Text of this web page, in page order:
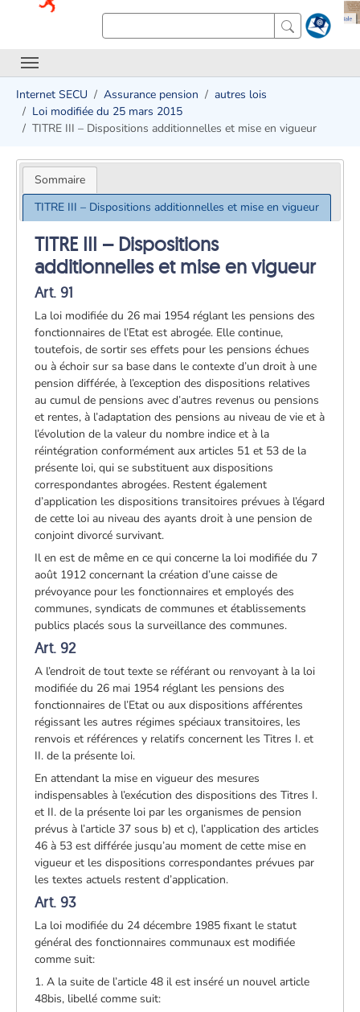
Internet SECU Assurance pension
autres lois
Loi modifiée du 25 mars 2015
TITRE III – Dispositions additionnelles et mise en vigueur
Sommaire
TITRE III – Dispositions additionnelles et mise en vigueur
TITRE III – Dispositions
additionnelles et mise en vigueur
Art. 91
La loi modifiée du 26 mai 1954 réglant les pensions des
fonctionnaires de l’Etat est abrogée. Elle continue,
toutefois, de sortir ses effets pour les pensions échues
ou à échoir sur sa base dans le contexte d’un droit à une
pension différée, à l’exception des dispositions relatives
au cumul de pensions avec d’autres revenus ou pensions
et rentes, à l’adaptation des pensions au niveau de vie et à
l’évolution de la valeur du nombre indice et à la
réintégration conformément aux articles 51 et 53 de la
présente loi, qui se substituent aux dispositions
correspondantes abrogées. Restent également
d’application les dispositions transitoires prévues à l’égard
de cette loi au niveau des ayants droit à une pension de
conjoint divorcé survivant.
Il en est de même en ce qui concerne la loi modifiée du 7
août 1912 concernant la création d’une caisse de
prévoyance pour les fonctionnaires et employés des
communes, syndicats de communes et établissements
publics placés sous la surveillance des communes.
Art. 92
A l’endroit de tout texte se référant ou renvoyant à la loi
modifiée du 26 mai 1954 réglant les pensions des
fonctionnaires de l’Etat ou aux dispositions afférentes
régissant les autres régimes spéciaux transitoires, les
renvois et références y relatifs concernent les Titres I. et
II. de la présente loi.
En attendant la mise en vigueur des mesures
indispensables à l’exécution des dispositions des Titres I.
et II. de la présente loi par les organismes de pension
prévus à l’article 37 sous b) et c), l’application des articles
46 à 53 est différée jusqu’au moment de cette mise en
vigueur et les dispositions correspondantes prévues par
les textes actuels restent d’application.
Art. 93
La loi modifiée du 24 décembre 1985 fixant le statut
général des fonctionnaires communaux est modifiée
comme suit:
1. A la suite de l’article 48 il est inséré un nouvel article
48bis, libellé comme suit: